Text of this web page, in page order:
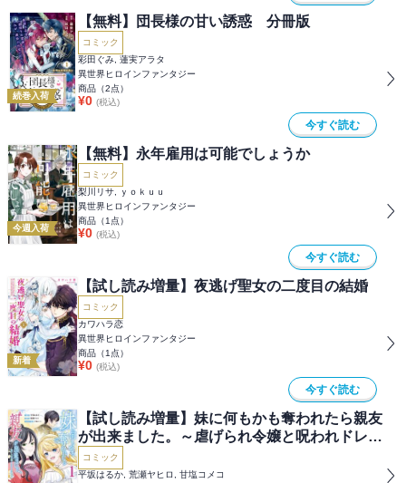
続巻入荷
【無料】団長様の甘い誘惑 分冊版
コミック
彩田ぐみ, 蓮実アラタ
異世界ヒロインファンタジー
商品（2点）
¥0 (税込)
今すぐ読む
今週入荷
【無料】永年雇用は可能でしょうか
コミック
梨川リサ, ｙｏｋｕｕ
異世界ヒロインファンタジー
商品（1 点）
¥0 (税込)
今すぐ読む
新着
【試し読み増量】夜逃げ聖女の二度目の結婚
コミック
カワハラ恋
異世界ヒロインファンタジー
商品（1 点）
¥0 (税込)
今すぐ読む
【試し読み増量】妹に何もかも奪われたら親友
が出来ました。～虐げられ令嬢と呪われドレス
の謎令嬢～
コミック
平坂はるか, 荒瀬ヤヒロ, 甘塩コメコ